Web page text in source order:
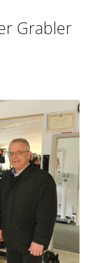
Grabler